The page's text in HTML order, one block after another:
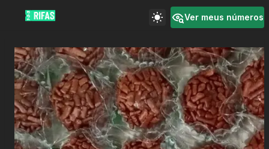
Ver meus números